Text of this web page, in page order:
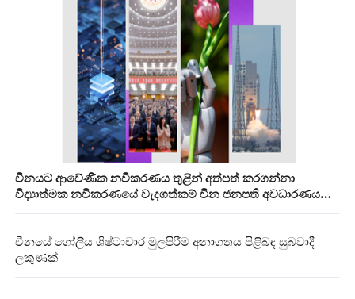
චීනයට ආවේණික නවීකරණය තුළින් අත්පත් කරගන්නා
විද්‍යාත්මක නවීකරණයේ වැදගත්කම් චීන ජනපති අවධාරණය
චීනයේ ගෝලීය ශිෂ්ටාචාර මුලපිරීම අනාගතය පිළිබඳ සුබවාදී
ලකුණක්